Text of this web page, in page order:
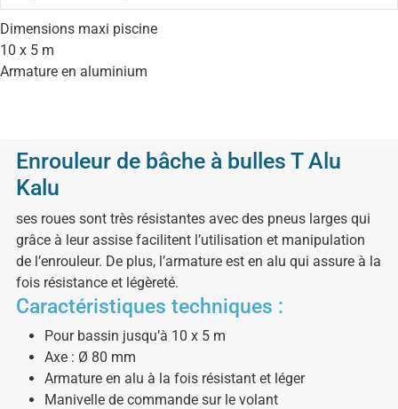
Dimensions maxi piscine
10 x 5 m
Armature en aluminium
Enrouleur de bâche à bulles T Alu
Kalu
ses roues sont très résistantes avec des pneus larges qui
grâce à leur assise facilitent l’utilisation et manipulation
de l’enrouleur. De plus, l’armature est en alu qui assure à la
fois résistance et légèreté.
Caractéristiques techniques :
Pour bassin jusqu’à 10 x 5 m
Axe : Ø 80 mm
Armature en alu à la fois résistant et léger
Manivelle de commande sur le volant